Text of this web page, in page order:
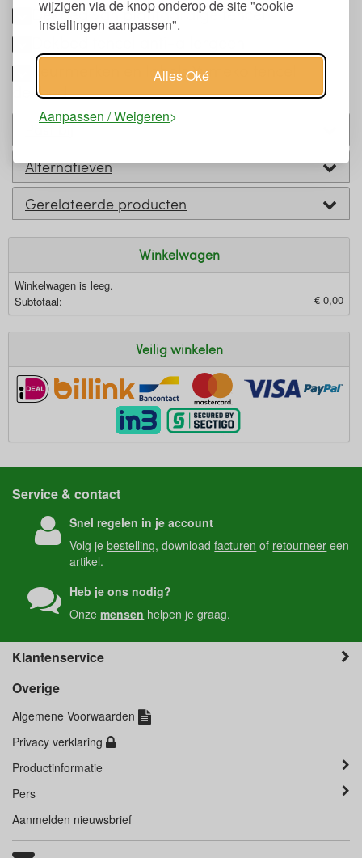
wijzigen via de knop onderop de site "cookie
instellingen aanpassen".
Alles Oké
Aanpassen / Weigeren
Dekbed van plantaardige tencel
Keurmerken en labels Yumeko tencel
dekbed
Past bij
Alternatieven
Gerelateerde producten
Winkelwagen
Winkelwagen is leeg.
Subtotaal:
€ 0,00
Veilig winkelen
Service & contact
Snel regelen in je account
Volg jebestelling, downloadfacturen of retourneer een
artikel.
Heb je ons nodig?
Onzemensen helpen je graag.
Klantenservice
Overige
Algemene Voorwaarden
Privacy verklaring
Productinformatie
Pers
Aanmelden nieuwsbrief